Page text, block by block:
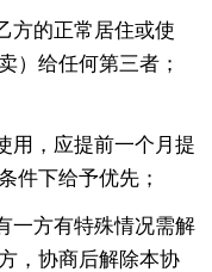
方的正常居住或使
）给任何第三者；
用，应提前一个月提
件下给予优先；
一方有特殊情况需解
，协商后解除本协